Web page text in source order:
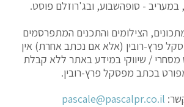
במעריב - סופהשבוע, ובג'רוזלם פוסט.
הצילומים והתכנים המתפרסמים
פרץ-רובין (אלא אם נכתב אחרת) אין
/ שיווקי במידע באתר ללא קבלת
בכתב מפסקל פרץ-רובין.
pascale@pascalpr.co.il